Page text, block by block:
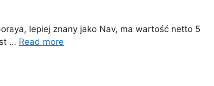
lepiej znany jako Nav, ma wartość netto 5
… Read more